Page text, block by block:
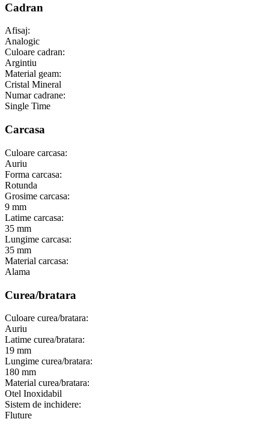
Cadran
Afisaj:
Analogic
Culoare cadran:
Argintiu
Material geam:
Cristal Mineral
Numar cadrane:
Single Time
Carcasa
Culoare carcasa:
Auriu
Forma carcasa:
Rotunda
Grosime carcasa:
9 mm
Latime carcasa:
35 mm
Lungime carcasa:
35 mm
Material carcasa:
Alama
Curea/bratara
Culoare curea/bratara:
Auriu
Latime curea/bratara:
19 mm
Lungime curea/bratara:
180 mm
Material curea/bratara:
Otel Inoxidabil
Sistem de inchidere:
Fluture